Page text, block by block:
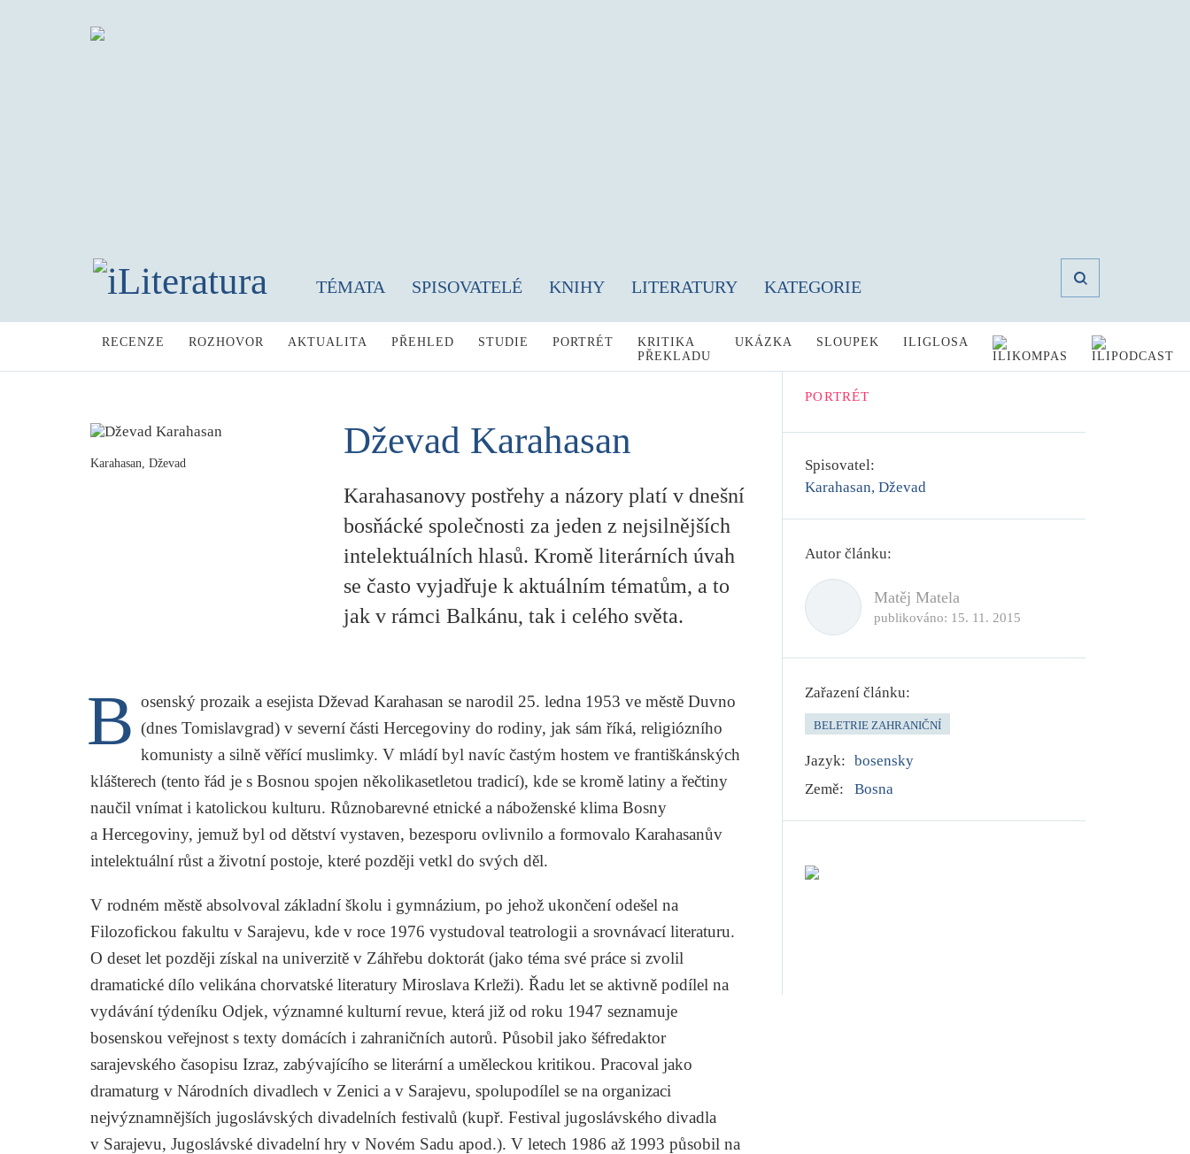
TÉMATA SPISOVATELÉ KNIHY LITERATURY KATEGORIE
RECENZE ROZHOVOR AKTUALITA PŘEHLED STUDIE PORTRÉT
KRITIKA
PŘEKLADU
UKÁZKA SLOUPEK ILIGLOSA
Karahasan, Dževad
Dževad Karahasan
Karahasanovy postřehy a názory platí v dnešní
bosňácké společnosti za jeden z nejsilnějších
intelektuálních hlasů. Kromě literárních úvah
se často vyjadřuje k aktuálním tématům, a to
jak v rámci Balkánu, tak i celého světa.
B osenský prozaik a esejista Dževad Karahasan se narodil 25. ledna 1953 ve městě Duvno
(dnes Tomislavgrad) v severní části Hercegoviny do rodiny, jak sám říká, religiózního
komunisty a silně věřící muslimky. V mládí byl navíc častým hostem ve františkánských
klášterech (tento řád je s Bosnou spojen několikasetletou tradicí), kde se kromě latiny a řečtiny
naučil vnímat i katolickou kulturu. Různobarevné etnické a náboženské klima Bosny
a Hercegoviny, jemuž byl od dětství vystaven, bezesporu ovlivnilo a formovalo Karahasanův
intelektuální růst a životní postoje, které později vetkl do svých děl.
V rodném městě absolvoval základní školu i gymnázium, po jehož ukončení odešel na
Filozofickou fakultu v Sarajevu, kde v roce 1976 vystudoval teatrologii a srovnávací literaturu.
O deset let později získal na univerzitě v Záhřebu doktorát (jako téma své práce si zvolil
dramatické dílo velikána chorvatské literatury Miroslava Krleži). Řadu let se aktivně podílel na
vydávání týdeníku Odjek, významné kulturní revue, která již od roku 1947 seznamuje
bosenskou veřejnost s texty domácích i zahraničních autorů. Působil jako šéfredaktor
sarajevského časopisu Izraz, zabývajícího se literární a uměleckou kritikou. Pracoval jako
dramaturg v Národních divadlech v Zenici a v Sarajevu, spolupodílel se na organizaci
nejvýznamnějších jugoslávských divadelních festivalů (kupř. Festival jugoslávského divadla
v Sarajevu, Jugoslávské divadelní hry v Novém Sadu apod.). V letech 1986 až 1993 působil na
PORTRÉT
Spisovatel:
Karahasan, Dževad
Autor článku:
Matěj Matela
publikováno: 15. 11. 2015
Zařazení článku:
BELETRIE ZAHRANIČNÍ
Jazyk: bosensky
Země:
Bosna